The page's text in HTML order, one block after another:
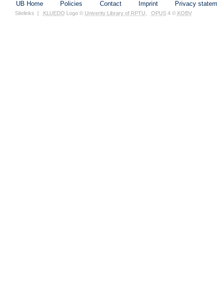
UB Home Policies Contact Imprint Privacy
Sitelinks | KLUEDO Logo © Univerity Library of RPTU OPUS4 © KOBV